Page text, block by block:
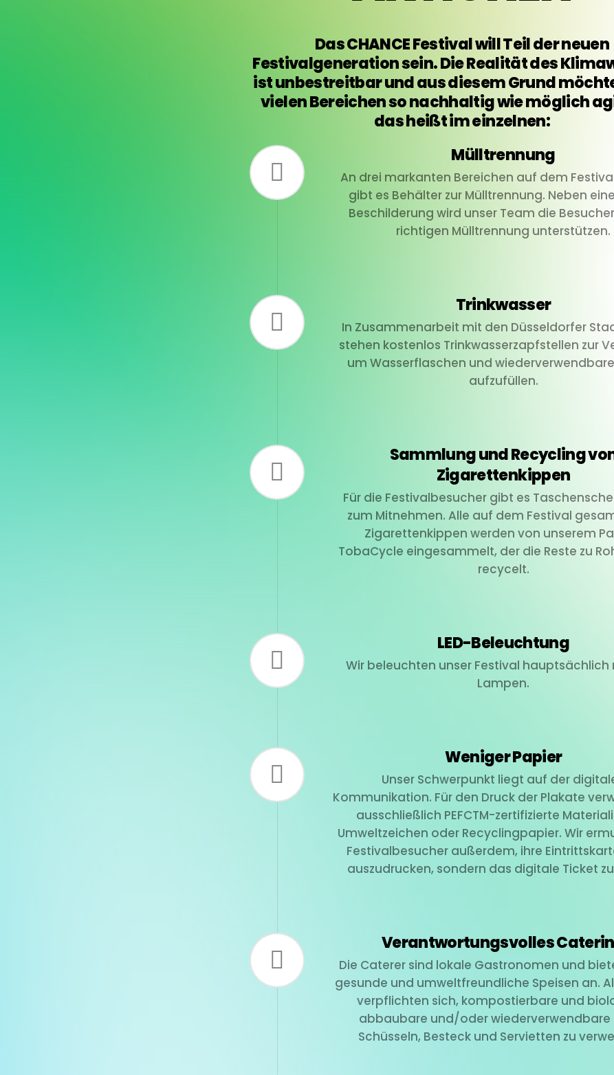
Das CHANCE Festival will Teil der neuen
Festivalgeneration sein. Die Realität des
ist unbestreitbar und aus diesem Grund
vielen Bereichen so nachhaltig wie möglich
das heißt im einzelnen:
Mülltrennung
An drei markanten Bereichen auf dem
gibt es Behälter zur Mülltrennung. Neben
Beschilderung wird unser Team die
richtigen Mülltrennung unterstützen.
Trinkwasser
In Zusammenarbeit mit den Düsseldorfer
stehen kostenlos Trinkwasserzapfstellen zur
um Wasserflaschen und
aufzufüllen.
Sammlung und Recycling
Zigarettenkippen
Für die Festivalbesucher gibt es
zum Mitnehmen. Alle auf dem Festival
Zigarettenkippen werden von unserem
TobaCycle eingesammelt, der die Reste zu
recycelt.
LED-Beleuchtung
Wir beleuchten unser Festival hauptsächlich
Lampen.
Weniger Papier
Unser Schwerpunkt liegt auf der
Kommunikation. Für den Druck der Plakate
ausschließlich PEFCTM-zertifizierte
Umweltzeichen oder Recyclingpapier. Wir
Festivalbesucher außerdem, ihre
auszudrucken, sondern das digitale Ticket
Verantwortungsvolles
Die Caterer sind lokale Gastronomen und
gesunde und umweltfreundliche Speisen an.
verpflichten sich, kompostierbare und
abbaubare und/oder wiederverwendbare
Schüsseln, Besteck und Servietten zu